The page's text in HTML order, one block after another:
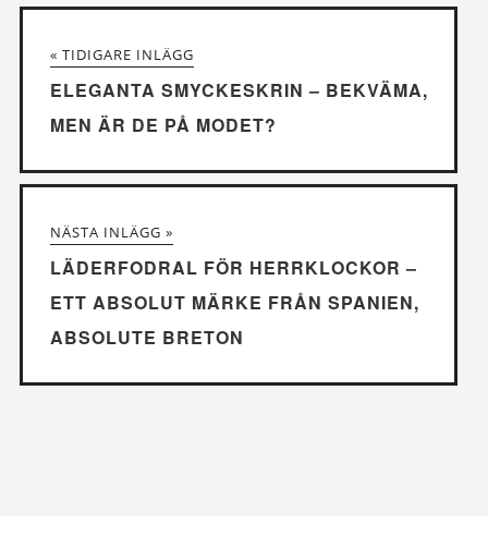
« TIDIGARE INLÄGG
ELEGANTA SMYCKESKRIN – BEKVÄMA,
MEN ÄR DE PÅ MODET?
NÄSTA INLÄGG »
LÄDERFODRAL FÖR HERRKLOCKOR –
ETT ABSOLUT MÄRKE FRÅN SPANIEN,
ABSOLUTE BRETON